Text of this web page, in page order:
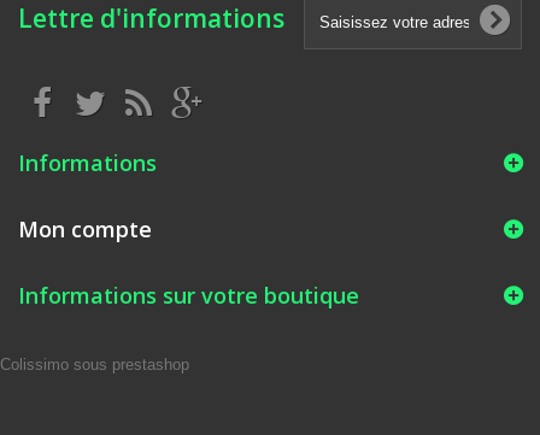
Lettre d'informations
Informations
Mon compte
Informations sur votre boutique
Colissimo sous prestashop